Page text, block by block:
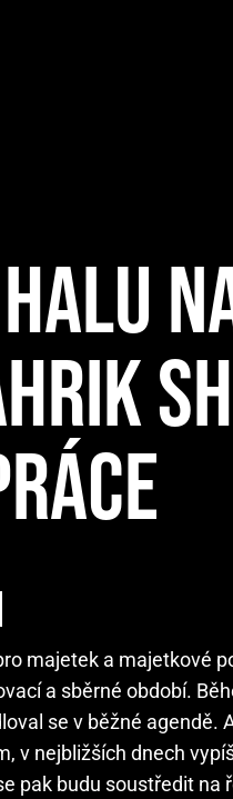
majetek a majetkové
a sběrné období.
se v běžné agendě.
v nejbližších dnech
pak budu soustředit na